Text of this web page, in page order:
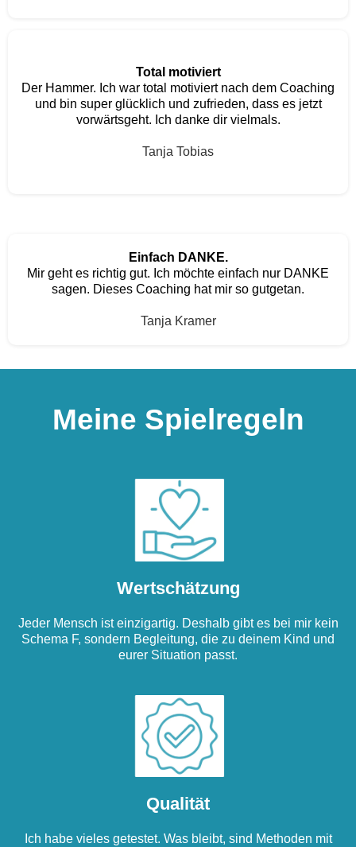
Total motiviert
Der Hammer. Ich war total motiviert nach dem Coaching
und bin super glücklich und zufrieden, dass es jetzt
vorwärtsgeht. Ich danke dir vielmals.
Tanja Tobias
Einfach DANKE.
Mir geht es richtig gut. Ich möchte einfach nur DANKE
sagen. Dieses Coaching hat mir so gutgetan.
Tanja Kramer
Meine Spielregeln
Wertschätzung
Jeder Mensch ist einzigartig. Deshalb gibt es bei mir kein
Schema F, sondern Begleitung, die zu deinem Kind und
eurer Situation passt.
Qualität
Ich habe vieles getestet. Was bleibt, sind Methoden mit